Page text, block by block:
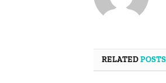
RELATEDPOSTS